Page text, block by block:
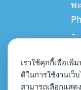
พ
-
เราใช้คุกกี้เพื่อเ
ดีในการใช้งานเว็
สามารถเลือกแส